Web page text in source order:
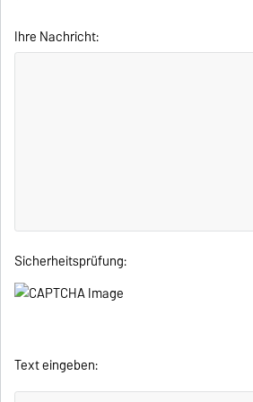
Ihre Nachricht:
Sicherheitsprüfung:
Text eingeben: